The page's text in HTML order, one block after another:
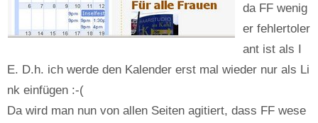
da FF wenig
er fehlertoler
ant ist als I
E. D.h. ich werde den Kalender erst mal wieder nur als Li
nk einfügen :-(
Da wird man nun von allen Seiten agitiert, dass FF wese